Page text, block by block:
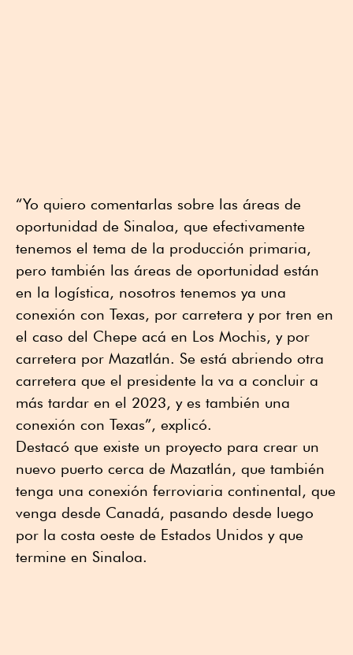
“Yo quiero comentarlas sobre las áreas de
oportunidad de Sinaloa, que efectivamente
tenemos el tema de la producción primaria,
pero también las áreas de oportunidad están
en la logística, nosotros tenemos ya una
conexión con Texas, por carretera y por tren en
el caso del Chepe acá en Los Mochis, y por
carretera por Mazatlán. Se está abriendo otra
carretera que el presidente la va a concluir a
más tardar en el 2023, y es también una
conexión con Texas”, explicó.
Destacó que existe un proyecto para crear un
nuevo puerto cerca de Mazatlán, que también
tenga una conexión ferroviaria continental, que
venga desde Canadá, pasando desde luego
por la costa oeste de Estados Unidos y que
termine en Sinaloa.